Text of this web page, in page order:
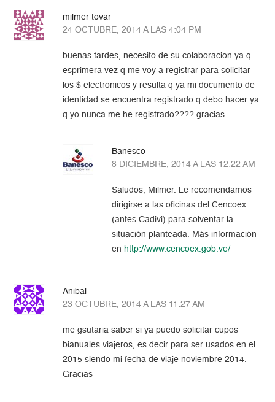
milmer tovar
24 OCTUBRE, 2014 A LAS 4:04 PM
buenas tardes, necesito de su colaboracion ya q
esprimera vez q me voy a registrar para solicitar
los $ electronicos y resulta q ya mi documento de
identidad se encuentra registrado q debo hacer ya
q yo nunca me he registrado???? gracias
Banesco
8 DICIEMBRE, 2014 A LAS 12:22 AM
Saludos, Milmer. Le recomendamos
dirigirse a las oficinas del Cencoex
(antes Cadivi) para solventar la
situación planteada. Más información
en http://www.cencoex.gob.ve/
Anibal
23 OCTUBRE, 2014 A LAS 11:27 AM
me gsutaria saber si ya puedo solicitar cupos
bianuales viajeros, es decir para ser usados en el
2015 siendo mi fecha de viaje noviembre 2014.
Gracias